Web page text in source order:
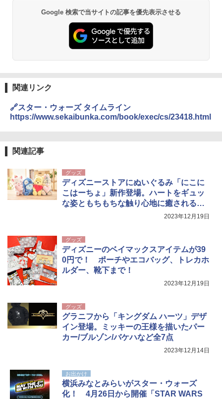
Google 検索で当サイトの記事を優先表示させる
関連リンク
🔗スター・ウォーズ タイムライン
https://www.sekaibunka.com/book/exec/cs/23418.html
関連記事
グッズ
ディズニーストアにぬいぐるみ「にこに
こはーちょ」新作登場。ハートをギュッ
な姿ともちもちな触り心地に癒される
2023年12月19日
グッズ
ディズニーのベイマックスアイテムが39
0円で！ ポーチやエコバッグ、トレカホ
ルダー、靴下まで！
2023年12月19日
グッズ
グラニフから「キングダム ハーツ」デザ
イン登場。ミッキーの王様を描いたパー
カー/ブルゾン/バケハなど全7点
2023年12月14日
お出かけ
横浜みなとみらいがスター・ウォーズ
化！ 4月26日から開催「STAR WARS